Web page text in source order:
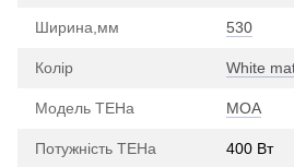
Ширина,мм 530
Колір White
Модель ТЕНа MOA
Потужність ТЕНа 400 Вт